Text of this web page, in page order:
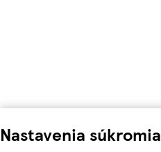
Nastavenia súkromia